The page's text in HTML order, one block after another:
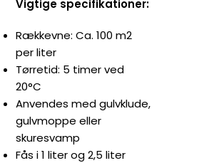
Vigtige specifikationer:
Rækkevne: Ca. 100 m2
per liter
Tørretid: 5 timer ved
20°C
Anvendes med gulvklude,
gulvmoppe eller
skuresvamp
Fås i 1 liter og 2,5 liter